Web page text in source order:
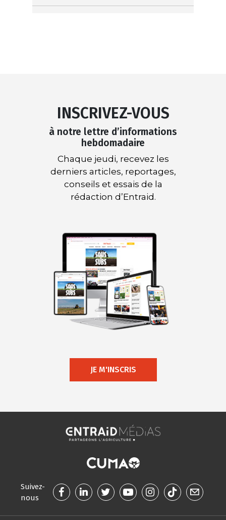
INSCRIVEZ-VOUS
à notre lettre d’informations
hebdomadaire
Chaque jeudi, recevez les
derniers articles, reportages,
conseils et essais de la
rédaction d’Entraid.
JE M'INSCRIS
Suivez-
nous